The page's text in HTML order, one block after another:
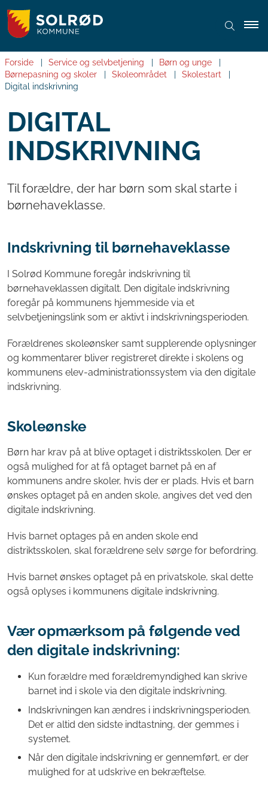
Forside Service og selvbetjening
Børn og unge
Børnepasning og skoler
Skoleområdet
Skolestart
Digital indskrivning
DIGITAL
INDSKRIVNING
Til forældre, der har børn som skal starte i
børnehaveklasse.
Indskrivning til børnehaveklasse
I Solrød Kommune foregår indskrivning til
børnehaveklassen digitalt. Den digitale indskrivning
foregår på kommunens hjemmeside via et
selvbetjeningslink som er aktivt i indskrivningsperioden.
Forældrenes skoleønsker samt supplerende oplysninger
og kommentarer bliver registreret direkte i skolens og
kommunens elev-administrationssystem via den digitale
indskrivning.
Skoleønske
Børn har krav på at blive optaget i distriktsskolen. Der er
også mulighed for at få optaget barnet på en af
kommunens andre skoler, hvis der er plads. Hvis et barn
ønskes optaget på en anden skole, angives det ved den
digitale indskrivning.
Hvis barnet optages på en anden skole end
distriktsskolen, skal forældrene selv sørge for befordring.
Hvis barnet ønskes optaget på en privatskole, skal dette
også oplyses i kommunens digitale indskrivning.
Vær opmærksom på følgende ved
den digitale indskrivning:
Kun forældre med forældremyndighed kan skrive
barnet ind i skole via den digitale indskrivning.
Indskrivningen kan ændres i indskrivningsperioden.
Det er altid den sidste indtastning, der gemmes i
systemet.
Når den digitale indskrivning er gennemført, er der
mulighed for at udskrive en bekræftelse.